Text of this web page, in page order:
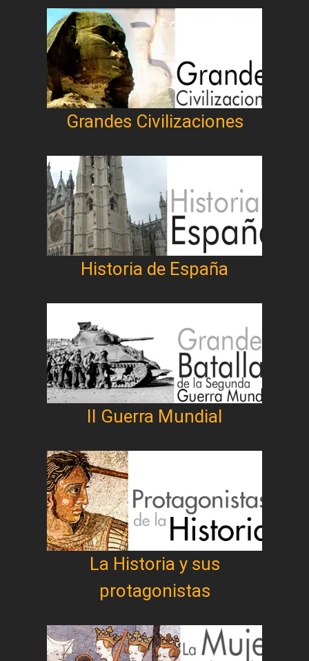
Grandes Civilizaciones
Historia de España
II Guerra Mundial
La Historia y sus
protagonistas